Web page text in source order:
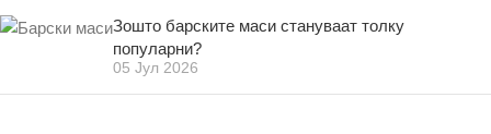
Зошто барските маси стануваат толку
популарни?
05 Јул 2026